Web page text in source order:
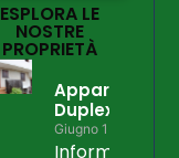
ESPLORA LE
NOSTRE
PROPRIETÀ
Duplex
Giugno 15, 2026
Informazioni